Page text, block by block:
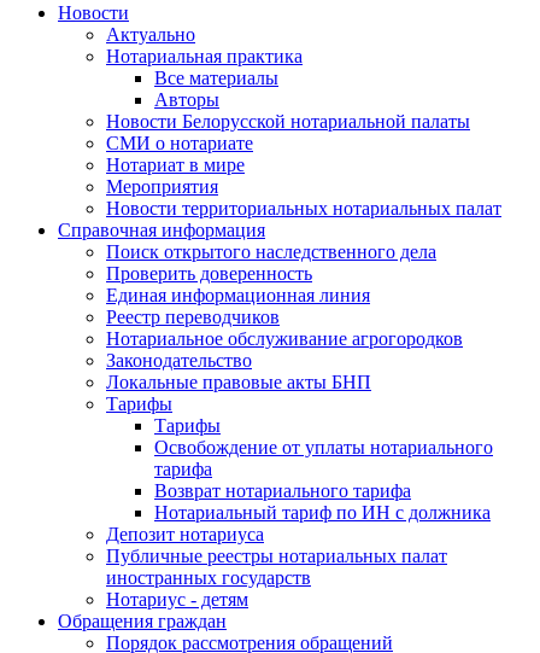
Новости
Актуально
Нотариальная практика
Все материалы
Авторы
Новости Белорусской нотариальной палаты
СМИ о нотариате
Нотариат в мире
Мероприятия
Новости территориальных нотариальных палат
Справочная информация
Поиск открытого наследственного дела
Проверить доверенность
Единая информационная линия
Реестр переводчиков
Нотариальное обслуживание агрогородков
Законодательство
Локальные правовые акты БНП
Тарифы
Тарифы
Освобождение от уплаты нотариального
тарифа
Возврат нотариального тарифа
Нотариальный тариф по ИН с должника
Депозит нотариуса
Публичные реестры нотариальных палат
иностранных государств
Нотариус - детям
Обращения граждан
Порядок рассмотрения обращений